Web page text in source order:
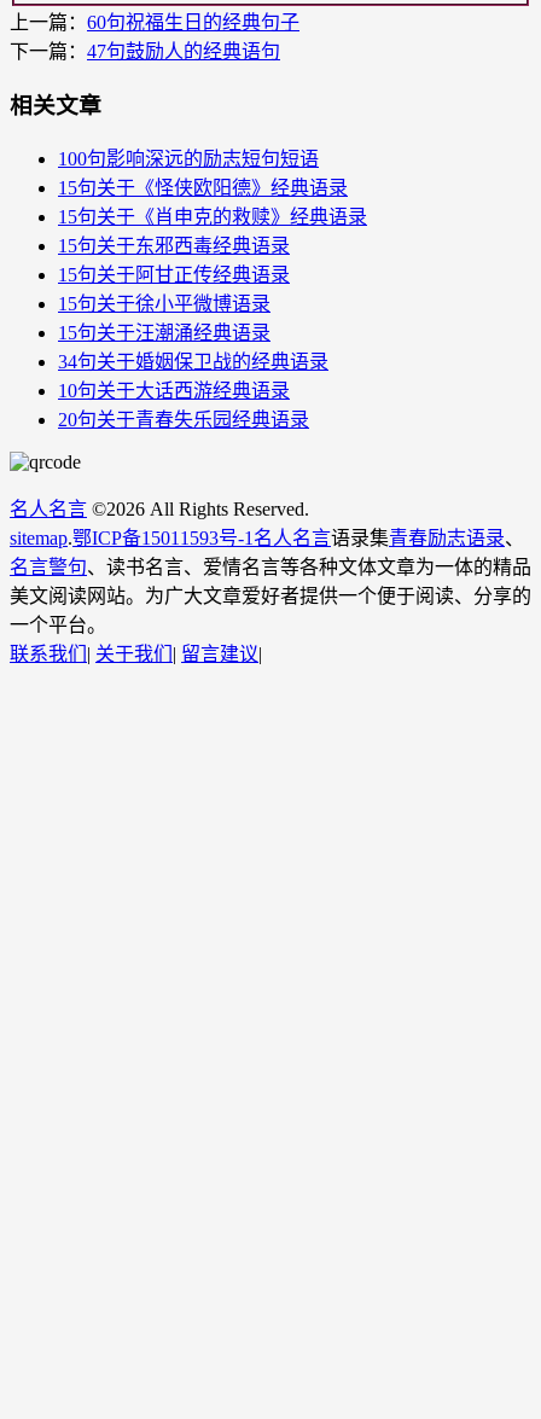
上一篇： 60句祝福生日的经典句子
下一篇： 47句鼓励人的经典语句
相关文章
100句影响深远的励志短句短语
15句关于《怪侠欧阳德》经典语录
15句关于《肖申克的救赎》经典语录
15句关于东邪西毒​经典语录
15句关于阿甘正传​经典语录
15句关于徐小平微博语录
15句关于汪潮涌经典语录
34句关于婚姻保卫战​的经典语录
10句关于大话西游经典语录
20句关于青春失乐园经典语录
名人名言 ©2026 All Rights Reserved.
sitemap.鄂ICP备15011593号-1 名人名言语录集青春励志语录、
名言警句、读书名言、爱情名言等各种文体文章为一体的精品
美文阅读网站。为广大文章爱好者提供一个便于阅读、分享的
一个平台。
联系我们 | 关于我们 | 留言建议|